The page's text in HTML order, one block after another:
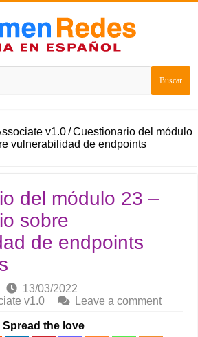
v1.0/Cuestionario del módulo
vulnerabilidad de endpoints
del módulo 23 –
sobre
de endpoints
13/03/2022
v1.0
Leave a comment
Spread the love